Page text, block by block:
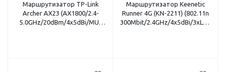
Маршрутизатор TP-Link
Archer AX23 (AX1800/2.4-
5.0GHz/20dBm/4x5dBi/MU-
Маршрутизатор Keenetic
Runner 4G (KN-2211) (802.11n
300Mbit/2.4GHz/4x5dBi/3xLAN